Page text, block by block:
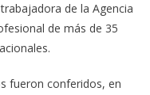
de la Agencia
de más de 35
fueron conferidos, en